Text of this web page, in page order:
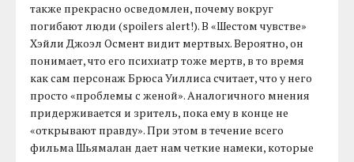
также прекрасно осведомлен, почему вокруг
погибают люди (spoilers alert!). В «Шестом чувстве»
Хэйли Джоэл Осмент видит мертвых. Вероятно, он
понимает, что его психиатр тоже мертв, в то время
как сам персонаж Брюса Уиллиса считает, что у него
просто «проблемы с женой». Аналогичного мнения
придерживается и зритель, пока ему в конце не
«открывают правду». При этом в течение всего
фильма Шьямалан дает нам четкие намеки, которые